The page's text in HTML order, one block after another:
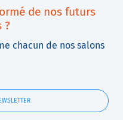
de nos futurs
?
chacun de nos salons